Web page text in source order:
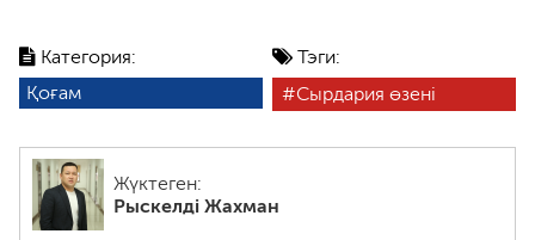
Категория:
Қоғам
Тэги:
Сырдария өзені
Жүктеген:
Рыскелді Жахман